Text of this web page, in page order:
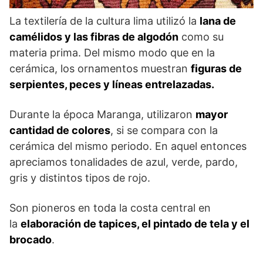
La textilería de la cultura lima utilizó la lana de
camélidos y las fibras de algodón como su
materia prima. Del mismo modo que en la
cerámica, los ornamentos muestran figuras de
serpientes, peces y líneas entrelazadas.
Durante la época Maranga, utilizaron mayor
cantidad de colores, si se compara con la
cerámica del mismo periodo. En aquel entonces
apreciamos tonalidades de azul, verde, pardo,
gris y distintos tipos de rojo.
Son pioneros en toda la costa central en
la elaboración de tapices, el pintado de tela y el
brocado.